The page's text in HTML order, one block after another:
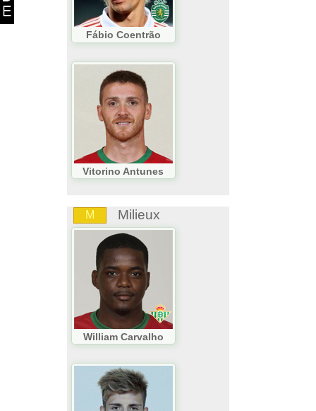
Fábio Coentrão
Vitorino Antunes
M Milieux
William Carvalho